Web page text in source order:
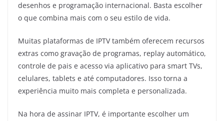
desenhos e programação internacional. Basta escolher
o que combina mais com o seu estilo de vida.
Muitas plataformas de IPTV também oferecem recursos
extras como gravação de programas, replay automático,
controle de pais e acesso via aplicativo para smart TVs,
celulares, tablets e até computadores. Isso torna a
experiência muito mais completa e personalizada.
Na hora de assinar IPTV, é importante escolher um